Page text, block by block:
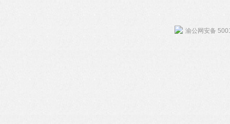
渝公网安备